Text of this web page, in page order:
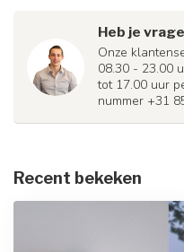
Heb je
Onze
08.30 - 23.00
tot 17.00 uur
nummer +31
Recent bekeken